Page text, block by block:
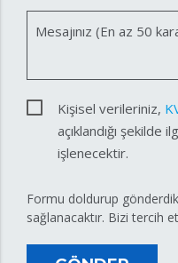
Mesajınız (En az 50
Kişisel verileriniz,
açıklandığı şekilde
işlenecektir.
Formu doldurup
sağlanacaktır. Bizi tercih